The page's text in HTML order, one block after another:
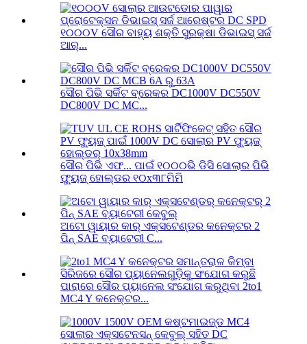
୧୦୦୦V ସୌର ବାହ୍ୟ ଶକ୍ତି ସୁରକ୍ଷା ଡିଭାଇସ୍ ସର୍ଜ
ଆର୍...
ସୌର ପିଭି ସର୍କିଟ ବ୍ରେକର DC1000V DC550V
DC800V DC MC...
ସୌର ପିଭି ଏଫ... ପାଇଁ ୧୦୦୦ଭି ଡିସି ସୋଲାର ପିଭି
ଫ୍ୟୁଜ୍ ହୋଲ୍ଡର ୧୦x୩୮ମିମି
ଅଟୋ ୱାୟାର କାର୍ ଏକ୍ସଟେଣ୍ଡର କନେକ୍ଟର 2
ପିନ୍ SAE ବ୍ୟାଟେରୀ C...
ପାରାରେ ସୌର ପ୍ୟାନେଲ ସଂଯୋଗ କରୁଥିବା 2to1
MC4 Y କନେକ୍ଟର...